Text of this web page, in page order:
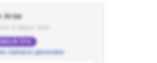
Aras
ÜYE
ilanlarını görüntüle